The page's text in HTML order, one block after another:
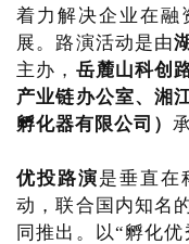
着力解决企业在融
展。路演活动是由
主办， 岳麓山科创
产业链办公室、湘
孵化器有限公司）
优投路演是垂直在
动，联合国内知名
同推出。以“孵化